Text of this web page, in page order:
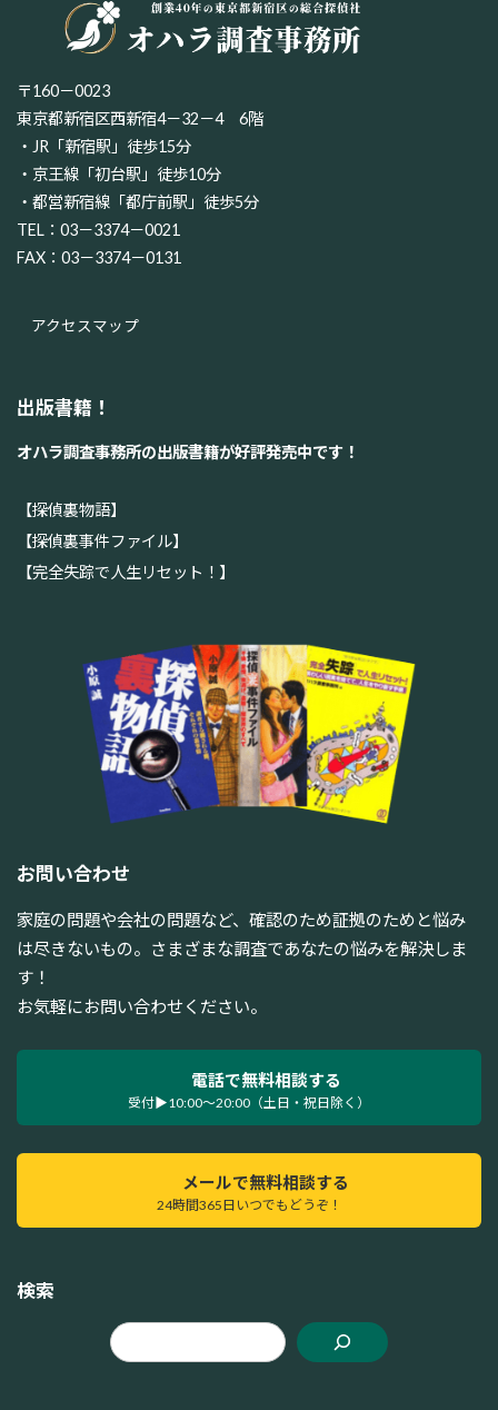
〒160－0023
東京都新宿区西新宿4－32－4 6階
・JR「新宿駅」徒歩15分
・京王線「初台駅」徒歩10分
・都営新宿線「都庁前駅」徒歩5分
TEL：03－3374－0021
FAX：03－3374－0131
アクセスマップ
出版書籍！
オハラ調査事務所の出版書籍が好評発売中です！
【探偵裏物語】
【探偵裏事件ファイル】
【完全失踪で人生リセット！】
お問い合わせ
家庭の問題や会社の問題など、確認のため証拠のためと悩み
は尽きないもの。さまざまな調査であなたの悩みを解決しま
す！
お気軽にお問い合わせください。
電話で無料相談する
受付▶10:00～20:00（土日・祝日除く）
メールで無料相談する
24時間365日いつでもどうぞ！
検索